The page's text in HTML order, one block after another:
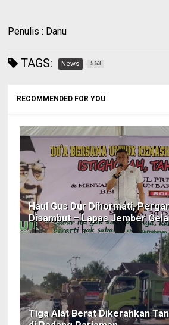
Penulis : Danu
TAGS: News 563
RECOMMENDED FOR YOU
Haul Gus Dur Dihormati,
Disambut – Lapas Jember
Tiga Alat Berat Dikerahkan